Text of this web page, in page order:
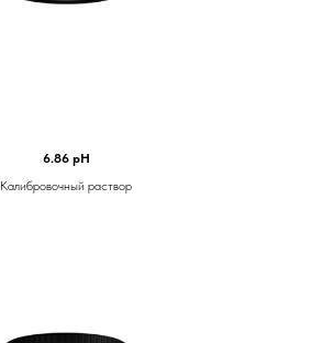
6.86 pH
Калибровочный раствор